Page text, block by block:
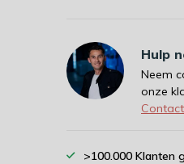
Hulp
Neem
onze
Contact
>100.000 Klanten